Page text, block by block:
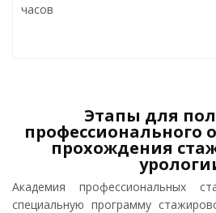
часов
Этапы для
профессионального
прохождения
Академия профессиональных
специальную программу